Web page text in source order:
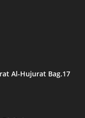
Al-Hujurat Bag.17